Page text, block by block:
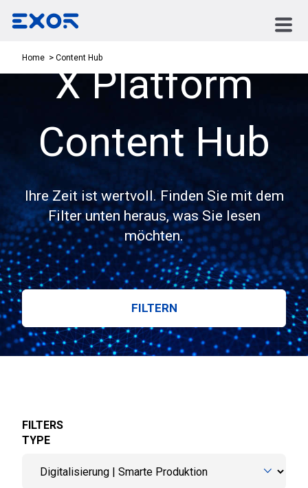
Home Content Hub
X Platform
Content Hub
Ihre Zeit ist wertvoll. Finden Sie mit dem
Filter unten heraus, was Sie lesen
möchten.
FILTERN
FILTERS
TYPE